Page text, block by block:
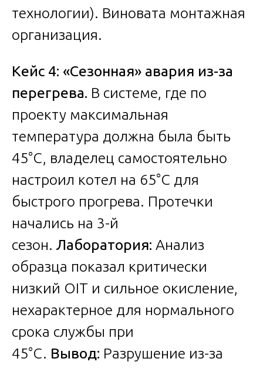
технологии). Виновата монтажная
организация.
Кейс 4: «Сезонная» авария из-за
перегрева. В системе, где по
проекту максимальная
температура должна была быть
45°C, владелец самостоятельно
настроил котел на 65°C для
быстрого прогрева. Протечки
начались на 3-й
сезон.Лаборатория: Анализ
образца показал критически
низкий OIT и сильное окисление,
нехарактерное для нормального
срока службы при
45°C. Вывод: Разрушение из-за